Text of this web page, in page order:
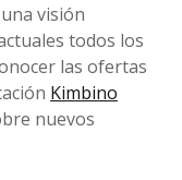
visión
todos los
las ofertas
Kimbino
nuevos